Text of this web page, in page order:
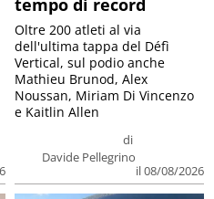
di
Davide Pellegrino
il 08/08/2026
Oltre 200 atleti al via
dell'ultima tappa del Défì
Vertical, sul podio anche
Mathieu Brunod, Alex
Noussan, Miriam Di Vincenzo
e Kaitlin Allen